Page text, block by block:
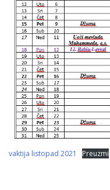
vaktija listopad 2021 Preuzmi